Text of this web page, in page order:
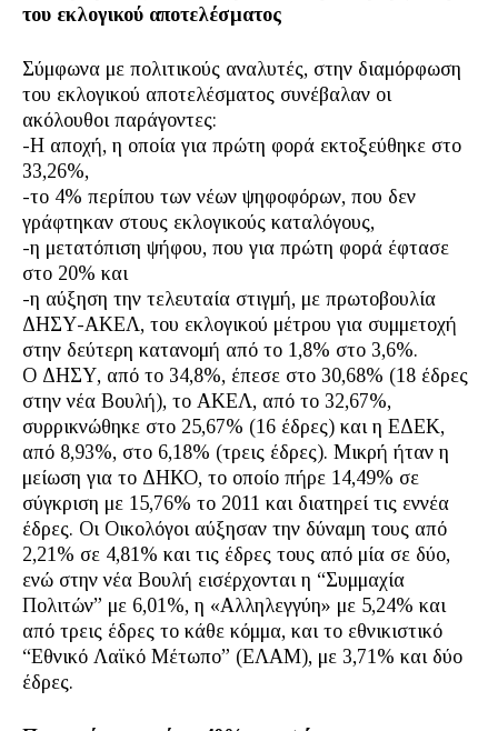
του εκλογικού αποτελέσματος
Σύμφωνα με πολιτικούς αναλυτές, στην διαμόρφωση
του εκλογικού αποτελέσματος συνέβαλαν οι
ακόλουθοι παράγοντες:
-Η αποχή, η οποία για πρώτη φορά εκτοξεύθηκε στο
33,26%,
-το 4% περίπου των νέων ψηφοφόρων, που δεν
γράφτηκαν στους εκλογικούς καταλόγους,
-η μετατόπιση ψήφου, που για πρώτη φορά έφτασε
στο 20% και
-η αύξηση την τελευταία στιγμή, με πρωτοβουλία
ΔΗΣΥ-ΑΚΕΛ, του εκλογικού μέτρου για συμμετοχή
στην δεύτερη κατανομή από το 1,8% στο 3,6%.
Ο ΔΗΣΥ, από το 34,8%, έπεσε στο 30,68% (18 έδρες
στην νέα Βουλή), το ΑΚΕΛ, από το 32,67%,
συρρικνώθηκε στο 25,67% (16 έδρες) και η ΕΔΕΚ,
από 8,93%, στο 6,18% (τρεις έδρες). Μικρή ήταν η
μείωση για το ΔΗΚΟ, το οποίο πήρε 14,49% σε
σύγκριση με 15,76% το 2011 και διατηρεί τις εννέα
έδρες. Οι Οικολόγοι αύξησαν την δύναμη τους από
2,21% σε 4,81% και τις έδρες τους από μία σε δύο,
ενώ στην νέα Βουλή εισέρχονται η “Συμμαχία
Πολιτών” με 6,01%, η «Αλληλεγγύη» με 5,24% και
από τρεις έδρες το κάθε κόμμα, και το εθνικιστικό
“Εθνικό Λαϊκό Μέτωπο” (ΕΛΑΜ), με 3,71% και δύο
έδρες.